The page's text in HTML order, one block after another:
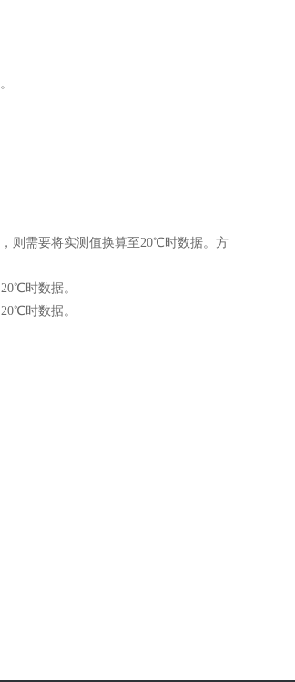
则需要将实测值换算至20℃时数据。方
时数据。
时数据。